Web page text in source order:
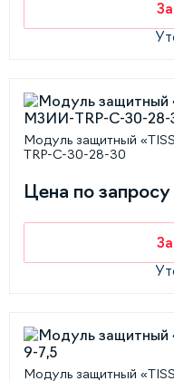
Модуль защитный
TRP-С-30-28-30
Цена по запросу
Модуль защитный